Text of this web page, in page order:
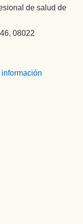
de salud de
08022